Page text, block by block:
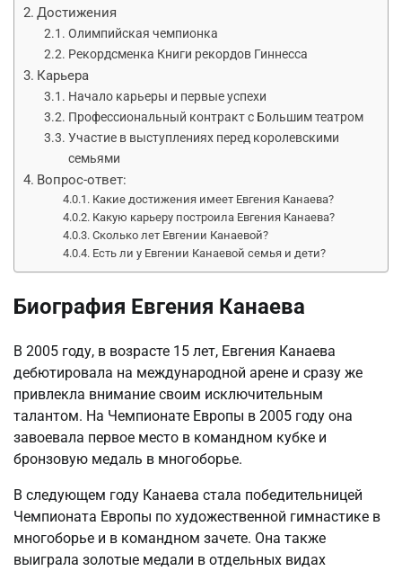
Достижения
Олимпийская чемпионка
Рекордсменка Книги рекордов Гиннесса
Карьера
Начало карьеры и первые успехи
Профессиональный контракт с Большим театром
Участие в выступлениях перед королевскими
семьями
Вопрос-ответ:
Какие достижения имеет Евгения Канаева?
Какую карьеру построила Евгения Канаева?
Сколько лет Евгении Канаевой?
Есть ли у Евгении Канаевой семья и дети?
Биография Евгения Канаева
В 2005 году, в возрасте 15 лет, Евгения Канаева
дебютировала на международной арене и сразу же
привлекла внимание своим исключительным
талантом. На Чемпионате Европы в 2005 году она
завоевала первое место в командном кубке и
бронзовую медаль в многоборье.
В следующем году Канаева стала победительницей
Чемпионата Европы по художественной гимнастике в
многоборье и в командном зачете. Она также
выиграла золотые медали в отдельных видах